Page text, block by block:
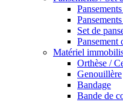
Set de
Pansement
Matériel
Orthèse /
Genouillère
Bandage
Bande de